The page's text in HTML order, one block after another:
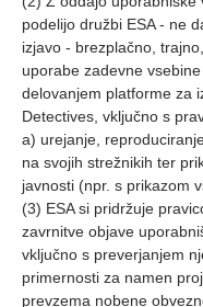
podelijo družbi ESA - ne
izjavo - brezplačno,
uporabe zadevne
delovanjem platforme za
Detectives, vključno s
a) urejanje,
na svojih strežnikih ter
javnosti (npr. s prikazom
(3) ESA si pridržuje
zavrnitve objave
vključno s preverjanjem
primernosti za namen
prevzema nobene